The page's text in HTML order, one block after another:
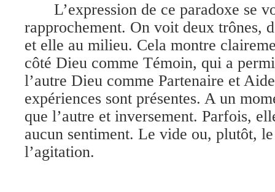
L’expression de ce paradoxe se
rapprochement. On voit deux trônes,
et elle au milieu. Cela montre
côté Dieu comme Témoin, qui a
l’autre Dieu comme Partenaire et
expériences sont présentes. A un
que l’autre et inversement. Parfois,
aucun sentiment. Le vide ou, plutôt,
l’agitation.